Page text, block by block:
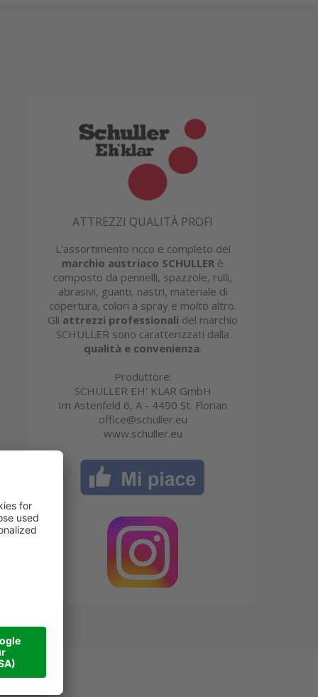
ATTREZZI QUALITÀ PROFI
L'assortimento ricco e completo del
marchio austriaco SCHULLER è
composto da pennelli, spazzole, rulli,
abrasivi, guanti, nastri, materiale di
copertura, colori a spray e molto altro.
Gli attrezzi professionali del marchio
SCHULLER sono caratterizzati dalla
qualità e convenienza.
Produttore:
SCHULLER EH' KLAR GmbH
Im Astenfeld 6, A - 4490 St. Florian
office@schuller.eu
www.schuller.eu